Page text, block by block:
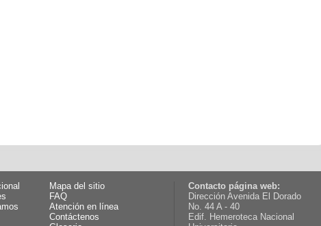
Mapa del sitio
FAQ
Atención en línea
Contáctenos
Contacto página web:
Dirección Avenida El Dorado
No. 44 A - 40
Edif. Hemeroteca Nacional